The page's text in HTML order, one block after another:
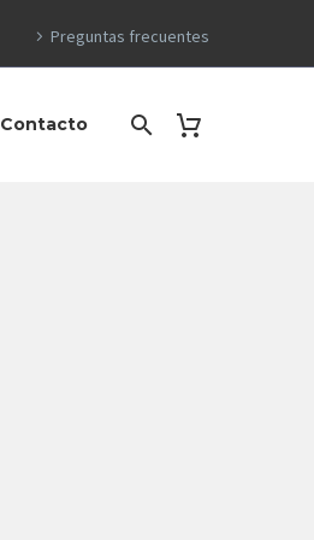
Preguntas frecuentes
Contacto